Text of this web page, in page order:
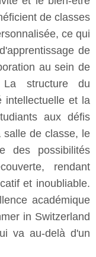
de classes
ce qui
de
au sein de
La structure du
intellectuelle et la
aux défis
salle de classe, le
des possibilités
rendant
et inoubliable.
académique
in Switzerland
va au-delà d'un